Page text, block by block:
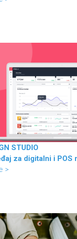
STUDIO
za digitalni i POS
>